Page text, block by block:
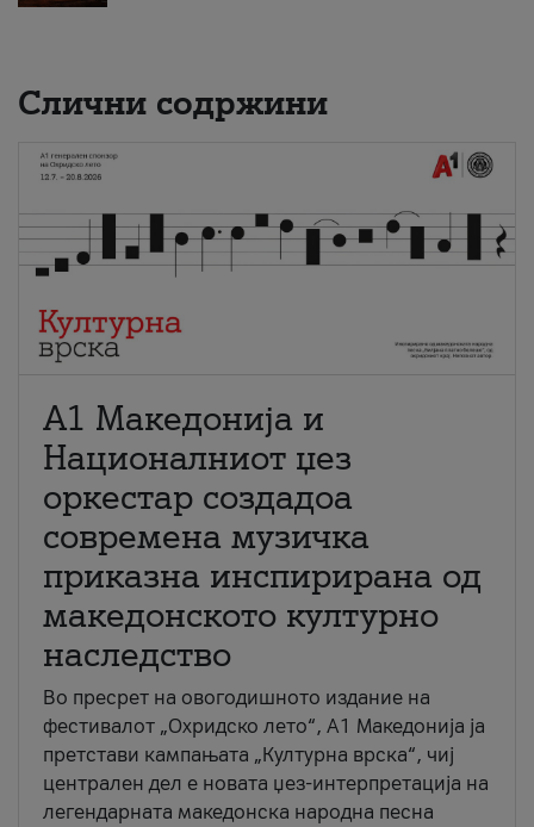
Слични содржини
А1 Македонија и
Националниот џез
оркестар создадоа
современа музичка
приказна инспирирана од
македонското културно
наследство
Во пресрет на овогодишното издание на
фестивалот „Охридско лето“, А1 Македонија ја
претстави кампањата „Културна врска“, чиј
централен дел е новата џез-интерпретација на
легендарната македонска народна песна